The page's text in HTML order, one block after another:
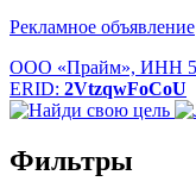
Рекламное объявление
ООО «Прайм», ИНН
ERID: 2VtzqwFoCoU
Фильтры